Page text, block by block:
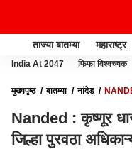
ताज्या बातम्या महाराष्ट्र
India At 2047 फिफा विश्वचषक
मुख्यपृष्ठ बातम्या नांदेड
Nanded : कृष्णूर
जिल्हा पुरवठा